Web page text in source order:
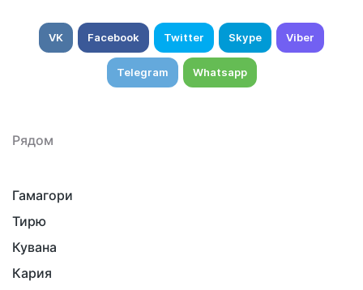
VK Facebook Twitter Skype Viber
Telegram Whatsapp
Рядом
Гамагори
Тирю
Кувана
Кария